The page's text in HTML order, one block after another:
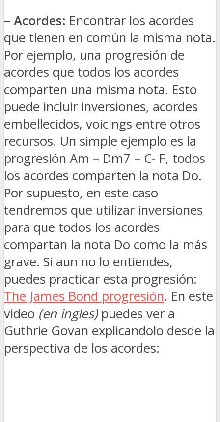
– Acordes: Encontrar los acordes
que tienen en común la misma nota.
Por ejemplo, una progresión de
acordes que todos los acordes
comparten una misma nota. Esto
puede incluir inversiones, acordes
embellecidos, voicings entre otros
recursos. Un simple ejemplo es la
progresión Am – Dm7 – C- F, todos
los acordes comparten la nota Do.
Por supuesto, en este caso
tendremos que utilizar inversiones
para que todos los acordes
compartan la nota Do como la más
grave. Si aun no lo entiendes,
puedes practicar esta progresión:
The James Bond progresión. En este
video (en ingles)puedes ver a
Guthrie Govan explicandolo desde la
perspectiva de los acordes: